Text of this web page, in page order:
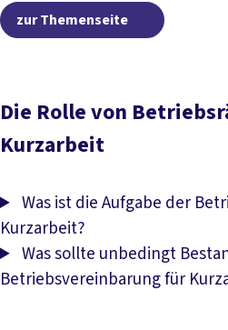
zur Themenseite zur
Die Rolle von
Kurzarbeit
Was ist die Aufgabe der
Kurzarbeit?
Was sollte unbedingt
Betriebsvereinbarung für